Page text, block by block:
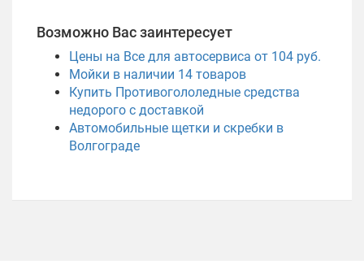
Возможно Вас заинтересует
Цены на Все для автосервиса от 104 руб.
Мойки в наличии 14 товаров
Купить Противогололедные средства
недорого с доставкой
Автомобильные щетки и скребки в
Волгограде